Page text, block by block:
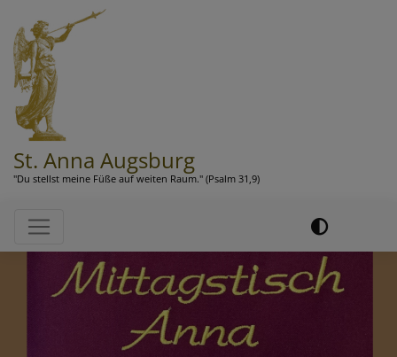
zum
Inhalt
St. Anna Augsburg
"Du stellst meine Füße auf weiten Raum." (Psalm 31,9)
Hauptnavigation